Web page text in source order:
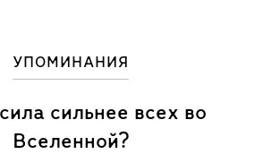
УПОМИНАНИЯ
сильнее всех во
Вселенной?